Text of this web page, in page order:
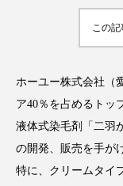
がもたらす可能性と
この
ホーユー株式会社（
ア40％を占めるトッ
液体式染毛剤「二羽
の開発、販売を手が
特に、クリームタイ